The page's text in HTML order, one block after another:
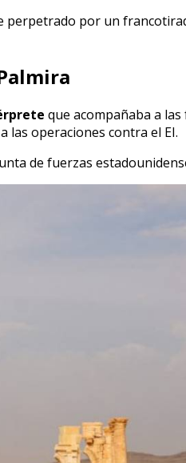
perpetrado por un
que acompañaba a
las operaciones contra el EI.
de fuerzas